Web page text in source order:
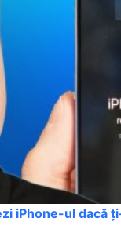
iPhone-ul dacă